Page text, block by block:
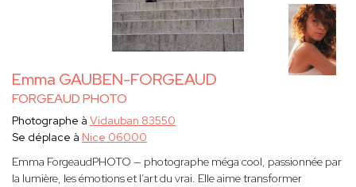
Emma GAUBEN-FORGEAUD
FORGEAUD PHOTO
Photographe à Vidauban 83550
Se déplace à Nice 06000
Emma ForgeaudPHOTO — photographe méga cool, passionnée par
la lumière, les émotions et l’art du vrai. Elle aime transformer